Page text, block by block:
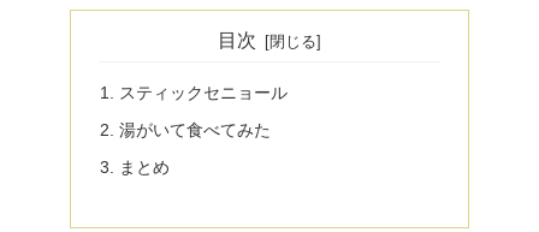
目次
スティックセニョール
湯がいて食べてみた
まとめ